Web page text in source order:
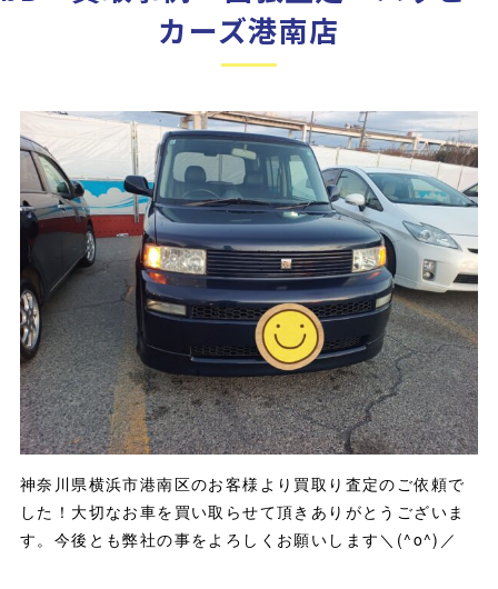
カーズ港南店
神奈川県横浜市港南区のお客様より買取り査定のご依頼で
した！大切なお車を買い取らせて頂きありがとうございま
す。今後とも弊社の事をよろしくお願いします＼(^o^)／